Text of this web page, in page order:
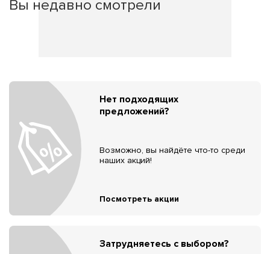
Вы недавно смотрели
Нет подходящих
предложений?
Возможно, вы найдёте что-то среди
наших акций!
Посмотреть акции
Затрудняетесь с выбором?